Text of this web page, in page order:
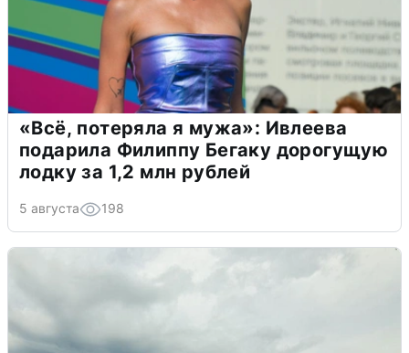
«Всё, потеряла я мужа»: Ивлеева
подарила Филиппу Бегаку дорогущую
лодку за 1,2 млн рублей
5 августа 198